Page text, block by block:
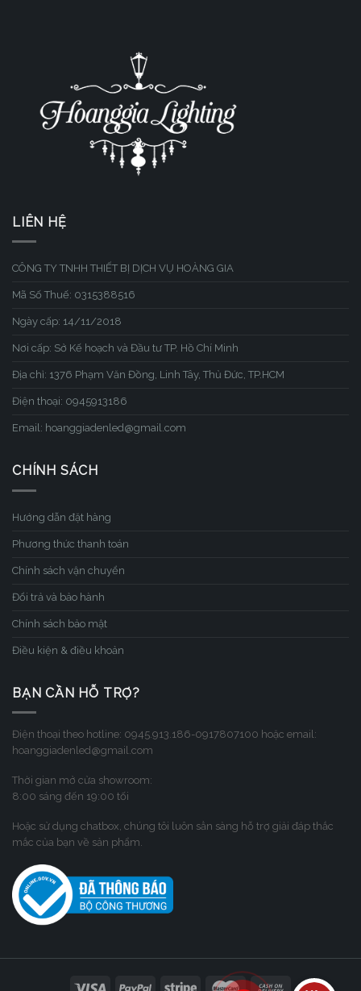
LIÊN HỆ
CÔNG TY TNHH THIẾT BỊ DỊCH VỤ HOÀNG GIA
Mã Số Thuế: 0315388516
Ngày cấp: 14/11/2018
Nơi cấp: Sở Kế hoạch và Đầu tư TP. Hồ Chí Minh
Địa chỉ: 1376 Phạm Văn Đồng, Linh Tây, Thủ Đức, TP.HCM
Điện thoại: 0945913186
Email: hoanggiadenled@gmail.com
CHÍNH SÁCH
Hướng dẫn đặt hàng
Phương thức thanh toán
Chính sách vận chuyển
Đổi trả và bảo hành
Chính sách bảo mật
Điều kiện & điều khoản
BẠN CẦN HỖ TRỢ?
Điện thoại theo hotline: 0945.913.186-0917807100 hoặc email:
hoanggiadenled@gmail.com
Thời gian mở cửa showroom:
8:00 sáng đến 19:00 tối
Hoặc sử dụng chatbox, chúng tôi luôn sẳn sàng hỗ trợ giải đáp thắc
mắc của bạn về sản phẩm.